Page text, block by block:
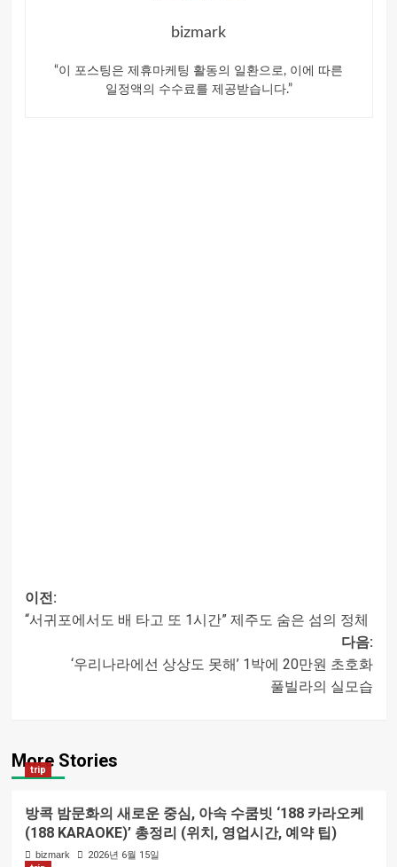
bizmark
“이 포스팅은 제휴마케팅 활동의 일환으로, 이에 따른
일정액의 수수료를 제공받습니다.”
내비게이션
이전:
“서귀포에서도 배 타고 또 1시간” 제주도 숨은 섬의 정체
다음:
‘우리나라에선 상상도 못해’ 1박에 20만원 초호화
풀빌라의 실모습
More Stories
trip
방콕 밤문화의 새로운 중심, 아속 수쿰빗 ‘188 카라오케
(188 KARAOKE)’ 총정리 (위치, 영업시간, 예약 팁)
bizmark
2026년 6월 15일